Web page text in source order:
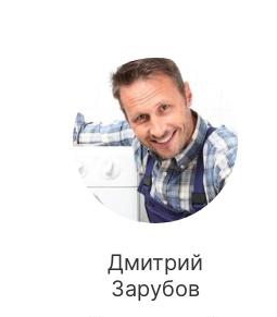
Дмитрий
Зарубов